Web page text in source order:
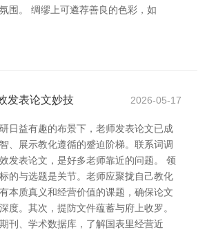
围。 绸缪上可遴荐善良的色彩，如
发表论文妙技 2026-05-17
日益有趣的布景下，老师发表论文已成
、展示教化遵循的蹙迫阶梯。联系词调
发表论文，是好多老师靠近的问题。 领
的与选题是关节。老师应聚拢自己教化
本质真义和经营价值的课题，确保论文
度。其次，提防文件蕴蓄与府上收罗。
刊、学术数据库，了解国表里经营近